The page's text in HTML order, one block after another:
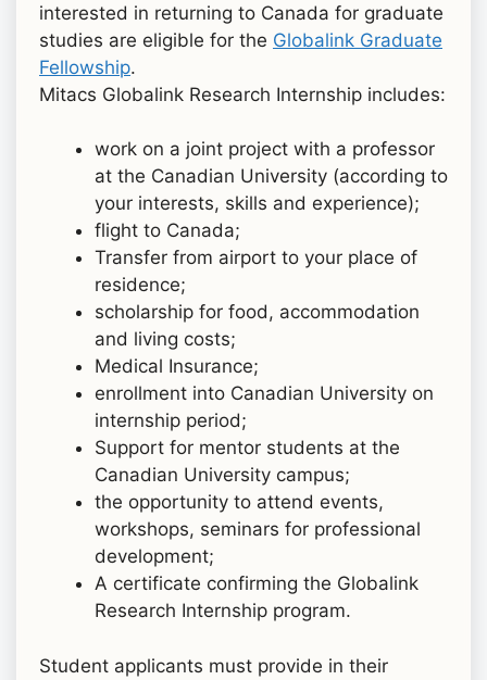
interested in returning to Canada for graduate
studies are eligible for the Globalink Graduate
Fellowship.
Mitacs Globalink Research Internship includes:
work on a joint project with a professor
at the Canadian University (according to
your interests, skills and experience);
flight to Canada;
Transfer from airport to your place of
residence;
scholarship for food, accommodation
and living costs;
Medical Insurance;
enrollment into Canadian University on
internship period;
Support for mentor students at the
Canadian University campus;
the opportunity to attend events,
workshops, seminars for professional
development;
A certificate confirming the Globalink
Research Internship program.
Student applicants must provide in their